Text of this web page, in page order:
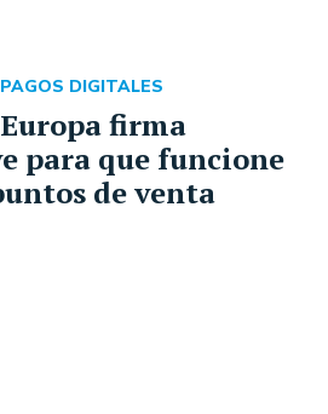
firma
para que funcione
de venta
PAGOS DIGITALES